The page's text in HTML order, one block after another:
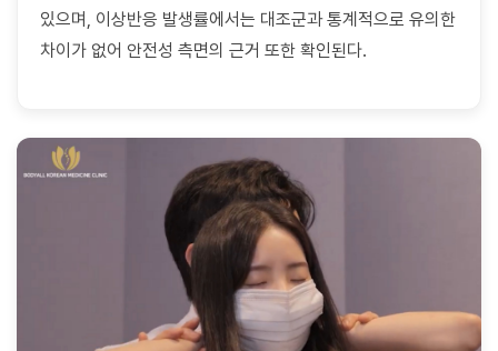
있으며, 이상반응 발생률에서는 대조군과 통계적으로 유의한
차이가 없어 안전성 측면의 근거 또한 확인된다.